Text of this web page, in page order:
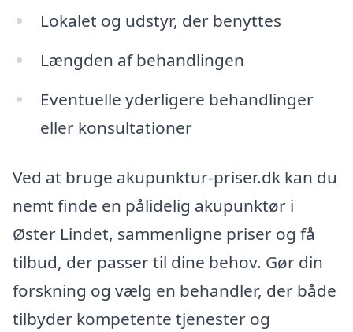
Lokalet og udstyr, der benyttes
Længden af behandlingen
Eventuelle yderligere behandlinger
eller konsultationer
Ved at bruge akupunktur-priser.dk kan du
nemt finde en pålidelig akupunktør i
Øster Lindet, sammenligne priser og få
tilbud, der passer til dine behov. Gør din
forskning og vælg en behandler, der både
tilbyder kompetente tjenester og